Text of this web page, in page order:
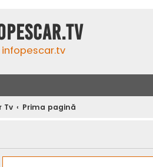
Tv Prima pagină